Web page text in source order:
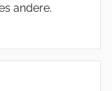
andere.